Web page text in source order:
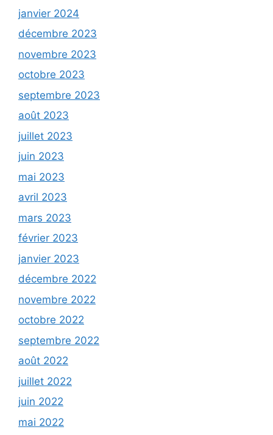
janvier 2024
décembre 2023
novembre 2023
octobre 2023
septembre 2023
août 2023
juillet 2023
juin 2023
mai 2023
avril 2023
mars 2023
février 2023
janvier 2023
décembre 2022
novembre 2022
octobre 2022
septembre 2022
août 2022
juillet 2022
juin 2022
mai 2022